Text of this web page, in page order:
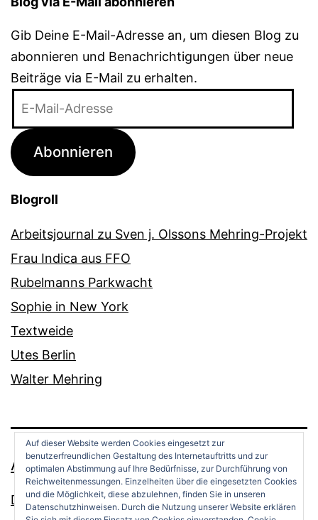
Gib Deine E-Mail-Adresse an, um diesen Blog zu
abonnieren und Benachrichtigungen über neue
Beiträge via E-Mail zu erhalten.
Adresse
Abonnieren
Blogroll
Arbeitsjournal zu Sven j. Olssons Mehring-Projekt
Frau Indica aus FFO
Rubelmanns Parkwacht
Sophie in New York
Textweide
Utes Berlin
Walter Mehring
ANDREAS OPPERMANN
Datenschutz
Auf dieser Website werden Cookies eingesetzt zur
benutzerfreundlichen Gestaltung des Internetauftritts und zur
optimalen Abstimmung auf Ihre Bedürfnisse, zur Durchführung von
Reichweitenmessungen. Einzelheiten über die eingesetzten Cookies
und die Möglichkeit, diese abzulehnen, finden Sie in unseren
Datenschutzhinweisen. Durch die Nutzung unserer Website erklären